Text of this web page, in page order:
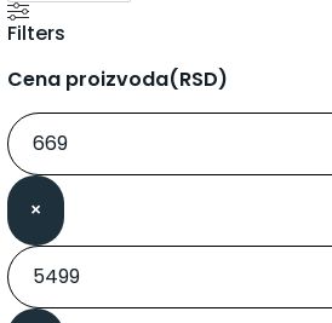
Filters
Cena proizvoda(RSD)
×